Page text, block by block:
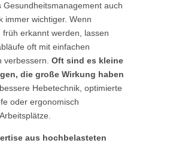
Gesundheitsmanagement auch
immer wichtiger. Wenn
früh erkannt werden, lassen
oft mit einfachen
verbessern. Oft sind es kleine
die große Wirkung haben
Hebetechnik, optimierte
oder ergonomisch
aus hochbelasteten